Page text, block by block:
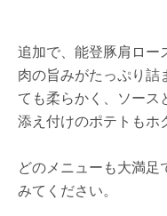
追加で、能登豚肩ロー
肉の旨みがたっぷり詰
ても柔らかく、ソース
添え付けのポテトもホ
どのメニューも大満足
みてください。